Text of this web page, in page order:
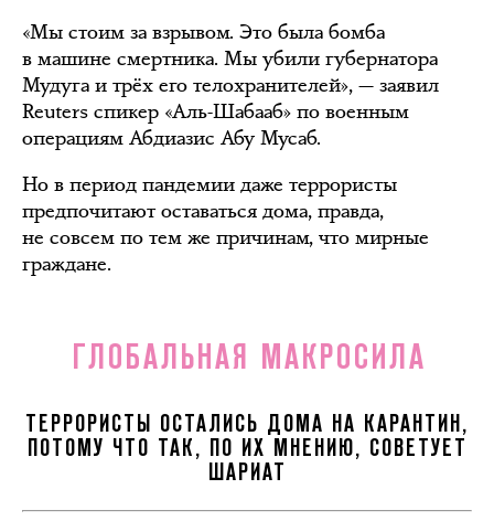
«Мы стоим за взрывом. Это была бомба
в машине смертника. Мы убили губернатора
Мудуга и трёх его телохранителей», — заявил
Reuters спикер «Аль-Шабааб» по военным
операциям Абдиазис Абу Мусаб.
Но в период пандемии даже террористы
предпочитают оставаться дома, правда,
не совсем по тем же причинам, что мирные
граждане.
ГЛОБАЛЬНАЯ МАКРОСИЛА
ТЕРРОРИСТЫ ОСТАЛИСЬ ДОМА НА КАРАНТИН,
ПОТОМУ ЧТО ТАК, ПО ИХ МНЕНИЮ, СОВЕТУЕТ
ШАРИАТ